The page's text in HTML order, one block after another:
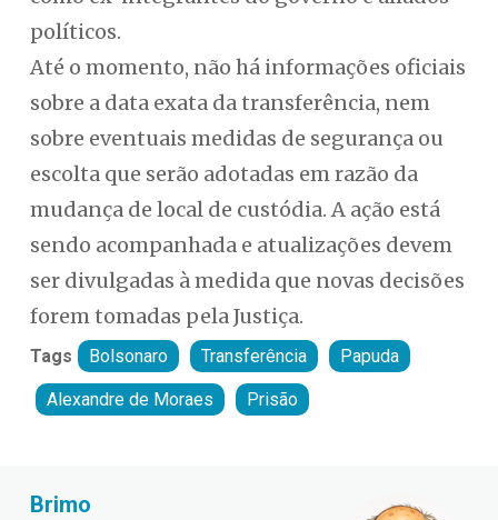
políticos.
Até o momento, não há informações oficiais
sobre a data exata da transferência, nem
sobre eventuais medidas de segurança ou
escolta que serão adotadas em razão da
mudança de local de custódia. A ação está
sendo acompanhada e atualizações devem
ser divulgadas à medida que novas decisões
forem tomadas pela Justiça.
Tags Bolsonaro Transferência Papuda
Alexandre de Moraes Prisão
Fabiano Bordignon